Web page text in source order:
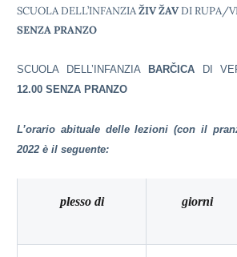
SCUOLA DELL’INFANZIAŽIV ŽAVDI RUPA/
SENZA PRANZO
SCUOLA DELL’INFANZIA BARČICADI
12.00 SENZA PRANZO
L’orario abituale delle lezioni (con il
2022 è il seguente:
plesso di giorni